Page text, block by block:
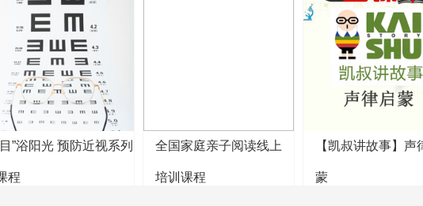
”浴阳光 预防近视系列
程
全国家庭亲子阅读线上
培训课程
【凯叔讲故事】声
蒙